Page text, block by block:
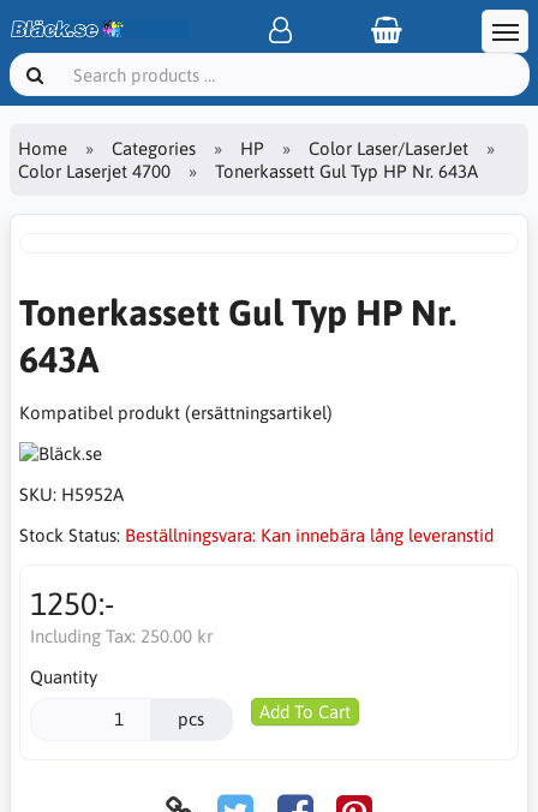
Home Categories HP
Color Laser/LaserJet
Color Laserjet 4700
Tonerkassett Gul Typ HP Nr. 643A
Tonerkassett Gul Typ HP Nr.
643A
Kompatibel produkt (ersättningsartikel)
SKU: H5952A
Stock Status: Beställningsvara: Kan innebära lång leveranstid
1250:-
Including Tax: 250.00 kr
Quantity
pcs Add To Cart